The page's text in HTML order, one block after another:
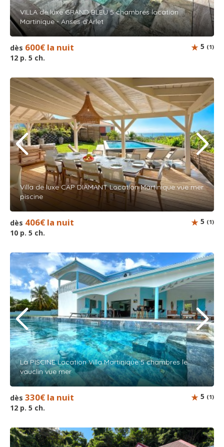
VILLA de luxe GRAND BLEU 5 chambres location
Martinique - Anses d'Arlet
dès 600€ la nuit
12 p. 5 ch.
5 (1)
Villa de luxe CAP DIAMANT Location Martinique vue mer
piscine
dès 406€ la nuit
10 p. 5 ch.
5 (1)
La PISCINE Location Villa Martinique 5 chambres le
vauclin vue mer
dès 330€ la nuit
12 p. 5 ch.
5 (1)